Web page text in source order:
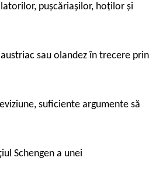
pușcăriașilor, hoților și
sau olandez în trecere prin
suficiente argumente să
Schengen a unei